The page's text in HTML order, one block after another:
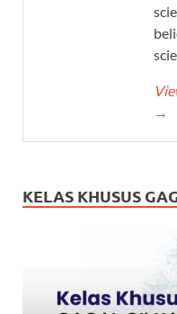
→
KELAS KHUSUS